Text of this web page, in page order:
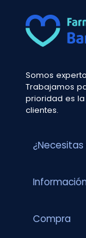
Somos
Trabajamos
prioridad es
clientes.
Información
Compra